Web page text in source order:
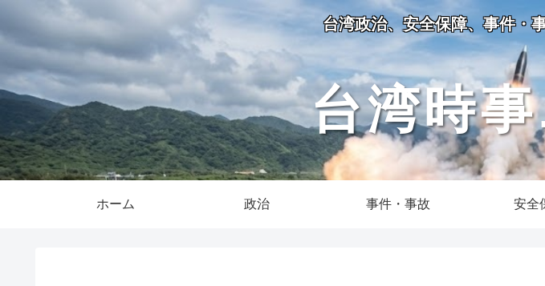
台湾政治、安全保障、事件・
台湾時
ホーム 政治 事件・事故 安全